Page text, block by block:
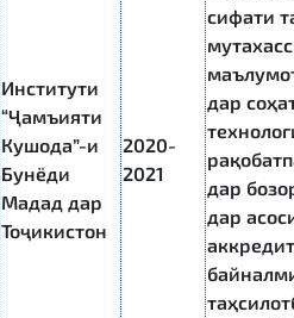
Институти
“Ҷамъияти
Кушода”-и
Бунёди
Мадад дар
Тоҷикистон
2020-
2021
сифати
дар
дар
дар